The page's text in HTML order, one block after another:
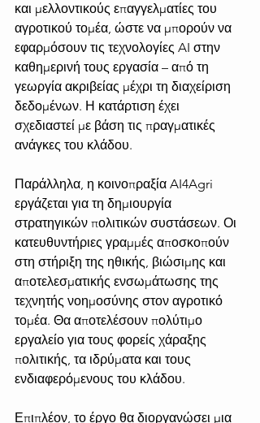
και μελλοντικούς επαγγελματίες του
αγροτικού τομέα, ώστε να μπορούν να
εφαρμόσουν τις τεχνολογίες AI στην
καθημερινή τους εργασία – από τη
γεωργία ακριβείας μέχρι τη διαχείριση
δεδομένων. Η κατάρτιση έχει
σχεδιαστεί με βάση τις πραγματικές
ανάγκες του κλάδου.
Παράλληλα, η κοινοπραξία AI4Agri
εργάζεται για τη δημιουργία
στρατηγικών πολιτικών συστάσεων. Οι
κατευθυντήριες γραμμές αποσκοπούν
στη στήριξη της ηθικής, βιώσιμης και
αποτελεσματικής ενσωμάτωσης της
τεχνητής νοημοσύνης στον αγροτικό
τομέα. Θα αποτελέσουν πολύτιμο
εργαλείο για τους φορείς χάραξης
πολιτικής, τα ιδρύματα και τους
ενδιαφερόμενους του κλάδου.
Επιπλέον, το έργο θα διοργανώσει μια